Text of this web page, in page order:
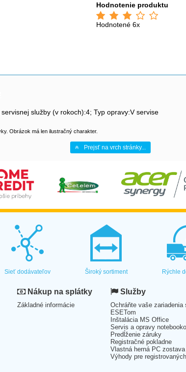
Hodnotenie produktu
Hodnotené 6x
služby (v rokoch):4; Typ opravy:V servise
Obrázok má len ilustračný charakter.
Prejsť na vrch stránky...
Sieť dodávateľov Široký sortiment Rýchle
Nákup na splátky
Základné informácie
Služby
Ochráňte vaše zariadenia
ESETom
Inštalácia MS Office
Servis a opravy
Predĺženie záruky
Registračné pokladne
Vlastná herná PC zostava
Výhody pre registrovaných